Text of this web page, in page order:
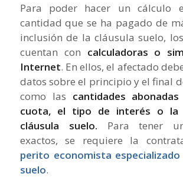
Para poder hacer un cálculo
cantidad que se ha pagado de
inclusión de la cláusula suelo,
cuentan con calculadoras o
Internet. En ellos, el afectado
datos sobre el principio y el final
como las cantidades
cuota, el tipo de interés o la
cláusula suelo. Para tener
exactos, se requiere la
perito economista especializado
suelo.